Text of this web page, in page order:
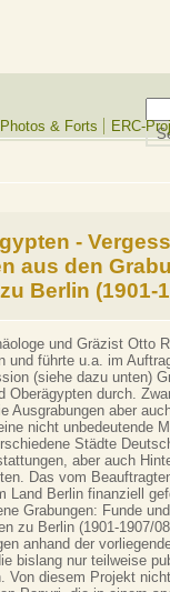
Photos & Forts ERC-
-
aus den
Berlin (1901-
und Gräzist Otto
und führte u.a. im
(siehe dazu unten)
Oberägypten durch.
Ausgrabungen aber
nicht unbedeutende
Städte
aber auch
Das vom
Land Berlin finanziell
Grabungen: Funde
zu Berlin (1901-1907/
anhand der
bislang nur teilweise
Von diesem Projekt